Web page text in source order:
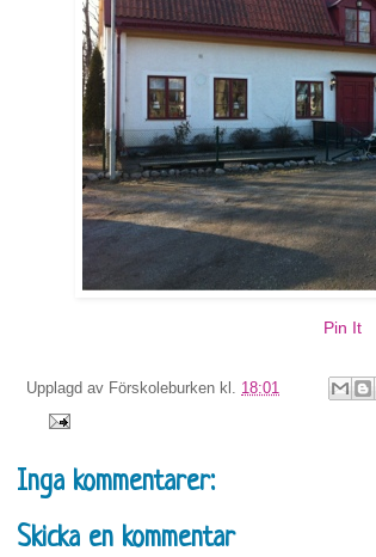
Pin It
Upplagd av Förskoleburken kl. 18:01
Inga kommentarer:
Skicka en kommentar